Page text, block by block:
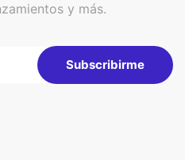
y más.
Subscribirme